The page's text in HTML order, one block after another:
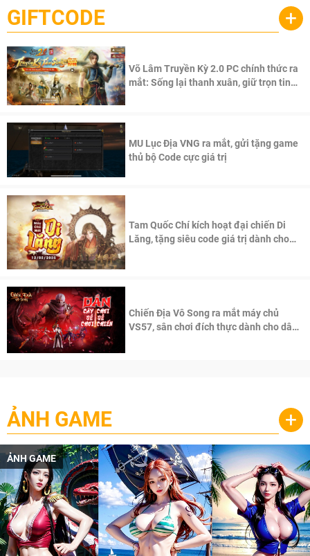
cầu, theo giấy phép chính thức từ công ty game Nhật Bản
Pocketpair, Inc.
GIFTCODE +
Võ Lâm Truyền Kỳ 2.0 PC chính thức ra
mắt: Sống lại thanh xuân, giữ trọn tinh
MU Lục Địa VNG ra mắt, gửi tặng game
thủ bộ Code cực giá trị
Tam Quốc Chí kích hoạt đại chiến Di
Lăng, tặng siêu code giá trị dành cho
Chiến Địa Vô Song ra mắt máy chủ
VS57, sân chơi đích thực dành cho dân
ẢNH GAME +
ẢNH GAME